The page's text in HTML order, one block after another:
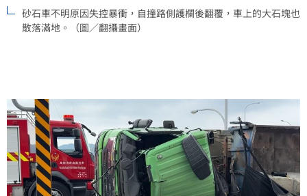
砂石車不明原因失控暴衝，自撞路側護欄後翻覆，車上的大石塊也
散落滿地。（圖／翻攝畫面）